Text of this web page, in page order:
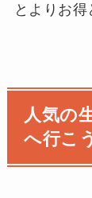
とよりお得
人気の
へ行こう